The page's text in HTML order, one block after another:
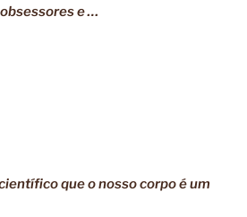
e …
que o nosso corpo é um